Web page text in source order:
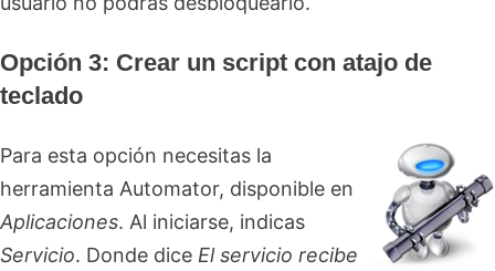
Opción 3: Crear un script con atajo de
teclado
Para esta opción necesitas la
herramienta Automator, disponible en
Aplicaciones. Al iniciarse, indicas
Servicio. Donde dice El servicio recibe